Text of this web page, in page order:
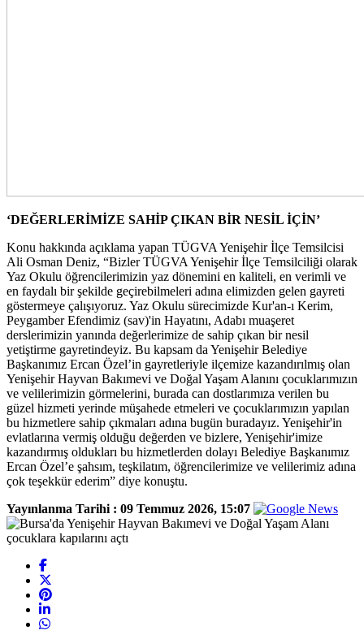
‘DEĞERLERİMİZE SAHİP ÇIKAN BİR NESİL İÇİN’
Konu hakkında açıklama yapan TÜGVA Yenişehir İlçe Temsilcisi
Ali Osman Deniz, “Bizler TÜGVA Yenişehir İlçe Temsilciliği olarak
Yaz Okulu öğrencilerimizin yaz dönemini en kaliteli, en verimli ve
en faydalı bir şekilde geçirebilmeleri adına elimizden gelen gayreti
göstermeye çalışıyoruz. Yaz Okulu sürecimizde Kur'an-ı Kerim,
Peygamber Efendimiz (sav)'in Hayatını, Adabı muaşeret
derslerimizin yanında değerlerimize de sahip çıkan bir nesil
yetiştirme gayretindeyiz. Bu kapsam da Yenişehir Belediye
Başkanımız Ercan Özel’in gayretleriyle ilçemize kazandırılmış olan
Yenişehir Hayvan Bakımevi ve Doğal Yaşam Alanını çocuklarımızın
ve velilerimizin görmelerini, burada can dostlarımıza verilen bu
güzel hizmeti yerinde müşahede etmeleri ve çocuklarımızın yapılan
bu hizmetlere sahip çıkmaları adına bugün buradayız. Yenişehir'in
evlatlarına vermiş olduğu değerden ve bizlere, Yenişehir'imize
kazandırmış oldukları bu hizmetlerden dolayı Belediye Başkanımız
Ercan Özel’e şahsım, teşkilatım, öğrencilerimize ve velilerimiz adına
çok teşekkür ederim” diye konuştu.
Yayınlanma Tarihi : 09 Temmuz 2026, 15:07